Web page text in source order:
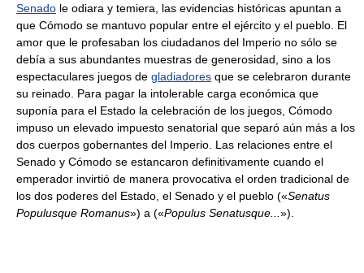
Senado le odiara y temiera, las evidencias históricas apuntan a
que Cómodo se mantuvo popular entre el ejército y el pueblo. El
amor que le profesaban los ciudadanos del Imperio no sólo se
debía a sus abundantes muestras de generosidad, sino a los
espectaculares juegos de gladiadores que se celebraron durante
su reinado. Para pagar la intolerable carga económica que
suponía para el Estado la celebración de los juegos, Cómodo
impuso un elevado impuesto senatorial que separó aún más a los
dos cuerpos gobernantes del Imperio. Las relaciones entre el
Senado y Cómodo se estancaron definitivamente cuando el
emperador invirtió de manera provocativa el orden tradicional de
los dos poderes del Estado, el Senado y el pueblo («Senatus
Populusque Romanus») a («Populus Senatusque... »).